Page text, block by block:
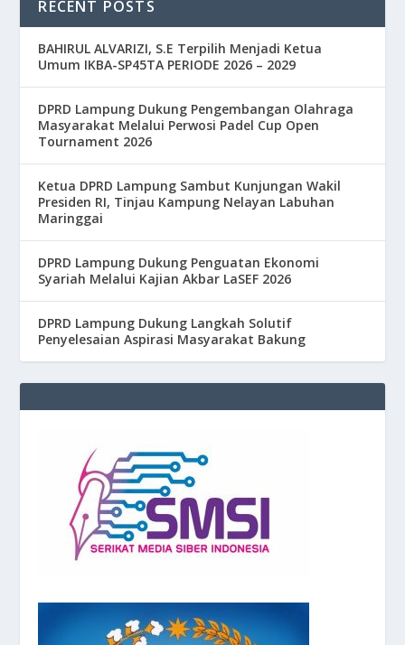
RECENT POSTS
BAHIRUL ALVARIZI, S.E Terpilih Menjadi Ketua
Umum IKBA-SP45TA PERIODE 2026 – 2029
DPRD Lampung Dukung Pengembangan Olahraga
Masyarakat Melalui Perwosi Padel Cup Open
Tournament 2026
Ketua DPRD Lampung Sambut Kunjungan Wakil
Presiden RI, Tinjau Kampung Nelayan Labuhan
Maringgai
DPRD Lampung Dukung Penguatan Ekonomi
Syariah Melalui Kajian Akbar LaSEF 2026
DPRD Lampung Dukung Langkah Solutif
Penyelesaian Aspirasi Masyarakat Bakung